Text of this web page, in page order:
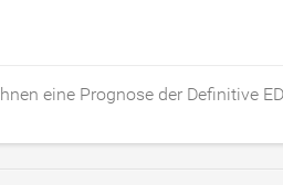
eine Prognose der Definitive